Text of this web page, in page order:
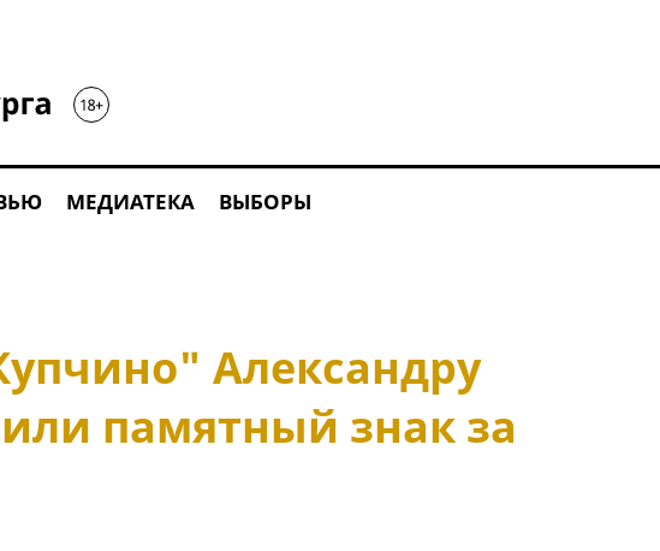
МЕДИАТЕКА ВЫБОРЫ
Александру
памятный знак за